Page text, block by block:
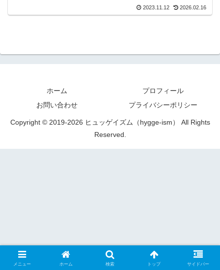
る・・・。・そもそもロケットリーグっ
てどんなゲーム？ＰＣに限らずゲームを
2023.11.12 2026.02.16
ホーム
プロフィール
お問い合わせ
プライバシーポリシー
Copyright © 2019-2026 ヒュッゲイズム（hygge-ism） All Rights
Reserved.
メニュー ホーム 検索 トップ サイドバー